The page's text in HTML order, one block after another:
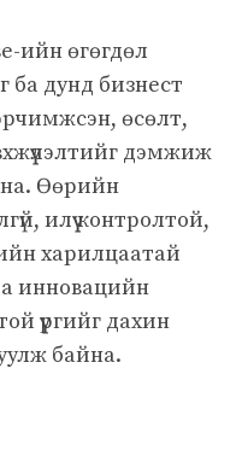
ийн өгөгдөл
ба дунд бизнест
өсөлт,
дэмжиж
Өөрийн
илүү контролтой,
харилцаатай
инновацийн
үүргийг дахин
байна.